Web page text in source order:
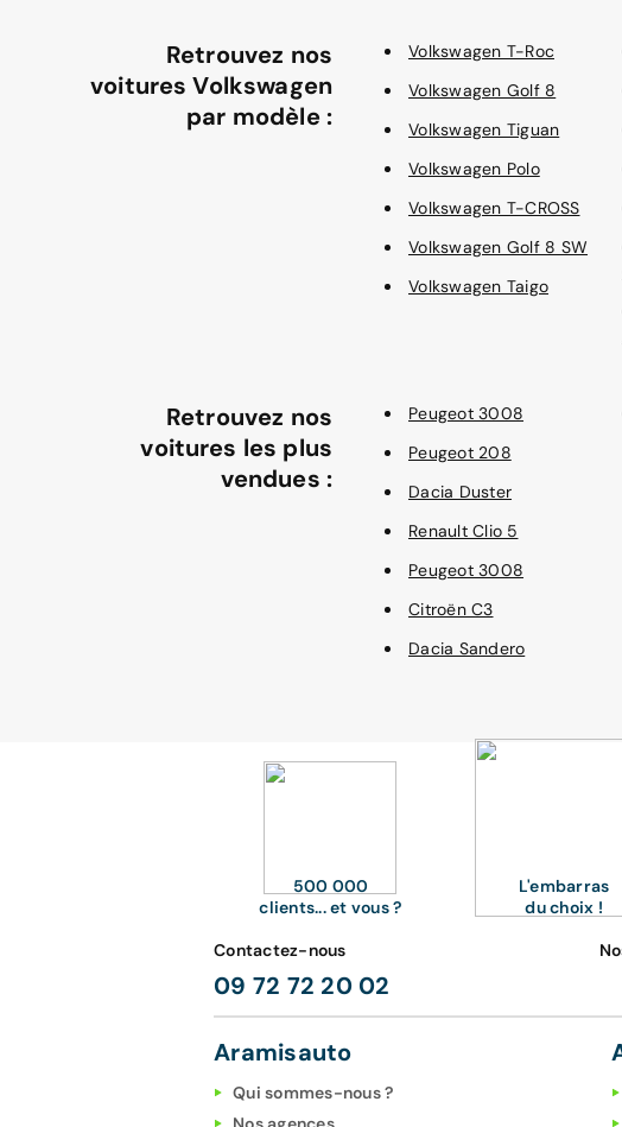
Retrouvez nos
voitures Volkswagen
par modèle :
Volkswagen T-Roc
Volkswagen Golf 8
Volkswagen Tiguan
Volkswagen Polo
Volkswagen T-CROSS
Volkswagen Golf 8 SW
Volkswagen Taigo
Retrouvez nos
voitures les plus
vendues :
Peugeot 3008
Peugeot 208
Dacia Duster
Renault Clio 5
Peugeot 3008
Citroën C3
Dacia Sandero
500 000
clients... et vous ?
L'embarras
du choix !
Contactez-nous
09 72 72 20 02
Aramisauto
Qui sommes-nous ?